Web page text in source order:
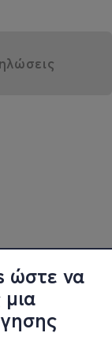
ώστε να